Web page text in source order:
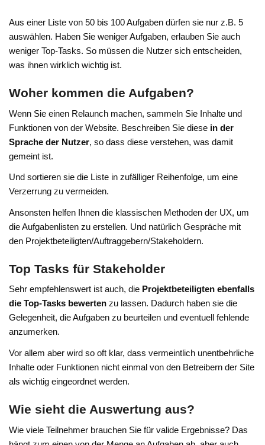
Aus einer Liste von 50 bis 100 Aufgaben dürfen sie nur z.B. 5
auswählen. Haben Sie weniger Aufgaben, erlauben Sie auch
weniger Top-Tasks. So müssen die Nutzer sich entscheiden,
was ihnen wirklich wichtig ist.
Woher kommen die Aufgaben?
Wenn Sie einen Relaunch machen, sammeln Sie Inhalte und
Funktionen von der Website. Beschreiben Sie diese in der
Sprache der Nutzer, so dass diese verstehen, was damit
gemeint ist.
Und sortieren sie die Liste in zufälliger Reihenfolge, um eine
Verzerrung zu vermeiden.
Ansonsten helfen Ihnen die klassischen Methoden der UX, um
die Aufgabenlisten zu erstellen. Und natürlich Gespräche mit
den Projektbeteiligten/Auftraggebern/Stakeholdern.
Top Tasks für Stakeholder
Sehr empfehlenswert ist auch, die Projektbeteiligten ebenfalls
die Top-Tasks bewerten zu lassen. Dadurch haben sie die
Gelegenheit, die Aufgaben zu beurteilen und eventuell fehlende
anzumerken.
Vor allem aber wird so oft klar, dass vermeintlich unentbehrliche
Inhalte oder Funktionen nicht einmal von den Betreibern der Site
als wichtig eingeordnet werden.
Wie sieht die Auswertung aus?
Wie viele Teilnehmer brauchen Sie für valide Ergebnisse? Das